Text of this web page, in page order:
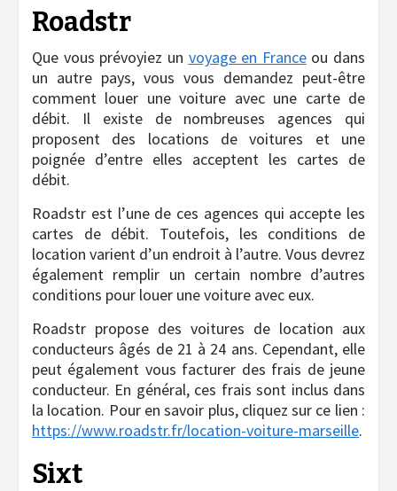
Roadstr
Que vous prévoyiez un voyage en Franceou dans
un autre pays, vous vous demandez peut-être
comment louer une voiture avec une carte de
débit. Il existe de nombreuses agences qui
proposent des locations de voitures et une
poignée d’entre elles acceptent les cartes de
débit.
Roadstr est l’une de ces agences qui accepte les
cartes de débit. Toutefois, les conditions de
location varient d’un endroit à l’autre. Vous devrez
également remplir un certain nombre d’autres
conditions pour louer une voiture avec eux.
Roadstr propose des voitures de location aux
conducteurs âgés de 21 à 24 ans. Cependant, elle
peut également vous facturer des frais de jeune
conducteur. En général, ces frais sont inclus dans
la location. Pour en savoir plus, cliquez sur ce lien :
https://www.roadstr.fr/location-voiture-marseille.
Sixt